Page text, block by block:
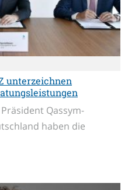
unterzeichnen
Qassym-
haben die